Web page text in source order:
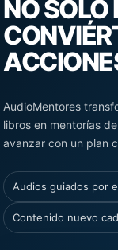
NO SOLO
AudioMentores
libros en mentorías
avanzar con un plan
Audios guiados por
Contenido nuevo